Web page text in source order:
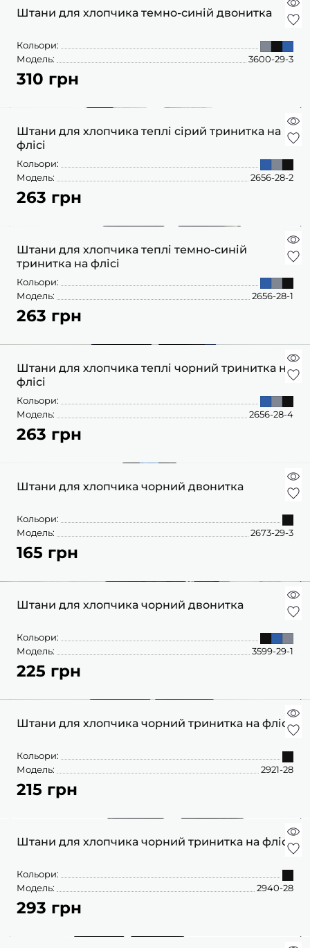
Штани для хлопчика темно-синій двонитка
Кольори:
Модель:
3600-29-3
310 грн
Штани для хлопчика теплі сірий тринитка на
флісі
Кольори:
Модель:
2656-28-2
263 грн
Штани для хлопчика теплі темно-синій
тринитка на флісі
Кольори:
Модель:
2656-28-1
263 грн
Штани для хлопчика теплі чорний тринитка на
флісі
Кольори:
Модель:
2656-28-4
263 грн
Штани для хлопчика чорний двонитка
Кольори:
Модель:
2673-29-3
165 грн
Штани для хлопчика чорний двонитка
Кольори:
Модель:
3599-29-1
225 грн
Штани для хлопчика чорний тринитка на флісі
Кольори:
Модель:
2921-28
215 грн
Штани для хлопчика чорний тринитка на флісі
Кольори:
Модель:
2940-28
293 грн
КОЛГОТКИ
КОМБІНЕЗОНИ
КОМПЛЕКТИ
КОСТЮМИ
КОФТИНКИ
КУРТКИ
З ШАПОЧКОЮ
ПЕРЧАТКИ
ФУТБОЛКИ
ЧОЛОВІЧКИ СЛІПИ
ШАПОЧКИ
ПОВЗУНКИ
КОЛГОТКИ
ШКАРПЕТКИ
КОСТЮМИ
КОМПЛЕКТИ
ЛОНГСЛІВИ
БЛУЗИ
ПІЖАМИ
СУКНІ
ТЕРМОБІЛИЗНА
ШАПКИ ПОВ'ЯЗКИ
КОМПЛЕКТИ
БОМБЕРИ
ХУДІ ЛОНГСЛІВИ
СВІТШОТИ
ШАПКИ
ШОРТИ
ШТАНИ ДЖОГЕРИ
ПІЖАМИ
КОМПЛЕКТИ
ФУТБОЛКИ
ШКАРПЕТКИ
СЛІДИ